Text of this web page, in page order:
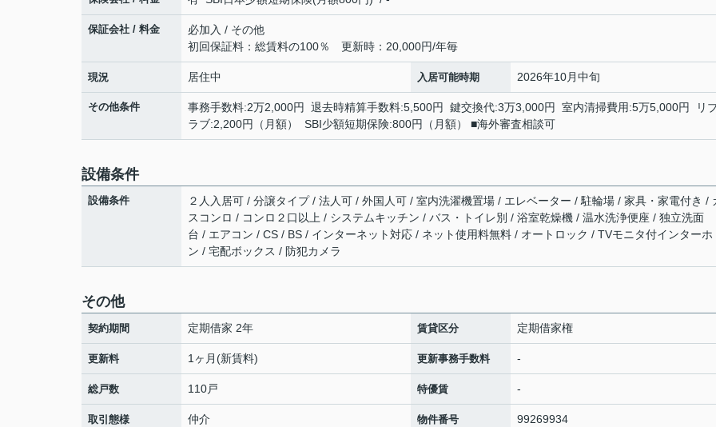
保証会社 / 料金
必加入 / その他
初回保証料：総賃料の100％ 更新時：20,000円/年毎
現況 居住中 入居可能時期 2026年10月中旬
その他条件
事務手数料:2万2,000円 退去時精算手数料:5,500円 鍵交換代:3万3,000円 室内清掃費用:5万5,000円 リ
ラブ:2,200円（月額） SBI少額短期保険:800円（月額） ■海外審査相談可
設備条件
設備条件
２人入居可 / 分譲タイプ / 法人可 / 外国人可 / 室内洗濯機置場 / エレベーター / 駐輪場 / 家具・家電付き /
スコンロ / コンロ２口以上 / システムキッチン / バス・トイレ別 / 浴室乾燥機 / 温水洗浄便座 / 独立洗面
台 / エアコン / CS / BS / インターネット対応 / ネット使用料無料 / オートロック / TVモニタ付インターホ
ン / 宅配ボックス / 防犯カメラ
その他
契約期間 定期借家 2年 賃貸区分 定期借家権
更新料 1ヶ月(新賃料) 更新事務手数料 -
総戸数 110戸 特優賃 -
取引態様 仲介 物件番号 99269934